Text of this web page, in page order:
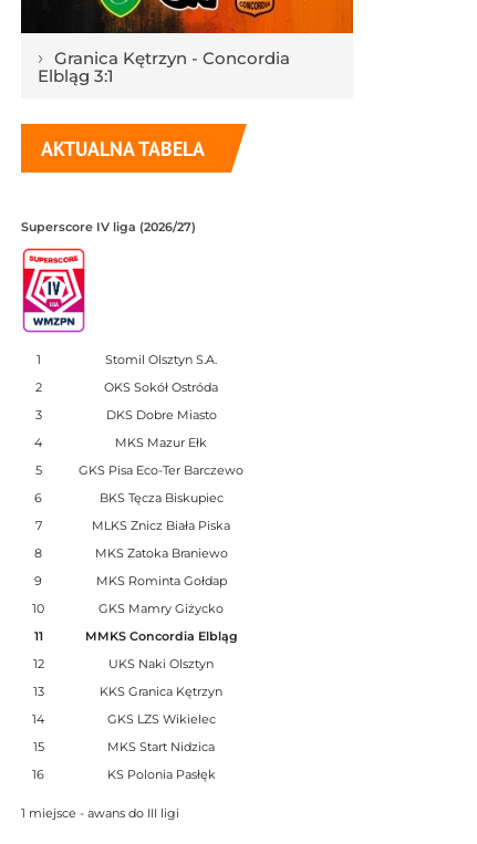
› Granica Kętrzyn - Concordia
Elbląg 3:1
AKTUALNA TABELA
Superscore IV liga (2026/27)
1
Stomil Olsztyn S.A.
2
OKS Sokół Ostróda
3
DKS Dobre Miasto
4
MKS Mazur Ełk
5
GKS Pisa Eco-Ter Barczewo
6
BKS Tęcza Biskupiec
7
MLKS Znicz Biała Piska
8
MKS Zatoka Braniewo
9
MKS Rominta Gołdap
10
GKS Mamry Giżycko
11
MMKS Concordia Elbląg
12
UKS Naki Olsztyn
13
KKS Granica Kętrzyn
14
GKS LZS Wikielec
15
MKS Start Nidzica
16
KS Polonia Pasłęk
1 miejsce - awans do III ligi